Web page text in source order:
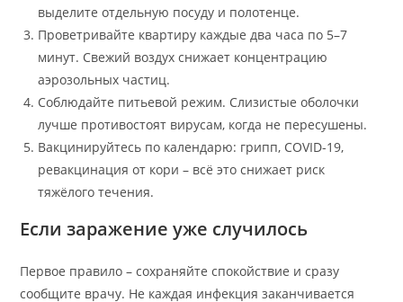
выделите отдельную посуду и полотенце.
Проветривайте квартиру каждые два часа по 5–7
минут. Свежий воздух снижает концентрацию
аэрозольных частиц.
Соблюдайте питьевой режим. Слизистые оболочки
лучше противостоят вирусам, когда не пересушены.
Вакцинируйтесь по календарю: грипп, COVID-19,
ревакцинация от кори – всё это снижает риск
тяжёлого течения.
Если заражение уже случилось
Первое правило – сохраняйте спокойствие и сразу
сообщите врачу. Не каждая инфекция заканчивается